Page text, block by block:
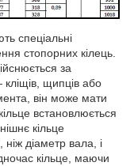
спеціальні
стопорних кілець.
за
щипців або
він може мати
встановлюється
кільце
діаметр вала, і
кільце, маючи